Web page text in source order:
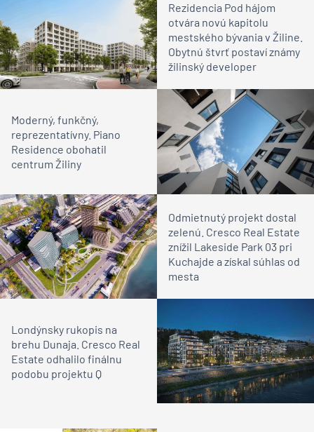
Rezidencia Pod hájom
otvára novú kapitolu
mestského bývania v Žiline.
Obytnú štvrť postaví známy
žilinský developer
Moderný, funkčný,
reprezentatívny. Piano
Residence obohatil
centrum Žiliny
Odmietnutý projekt dostal
zelenú. Cresco Real Estate
znížil Lakeside Park 03 pri
Kuchajde a získal súhlas od
mesta
Londýnsky rukopis na
brehu Dunaja. Cresco Real
Estate odhalilo finálnu
podobu projektu Q